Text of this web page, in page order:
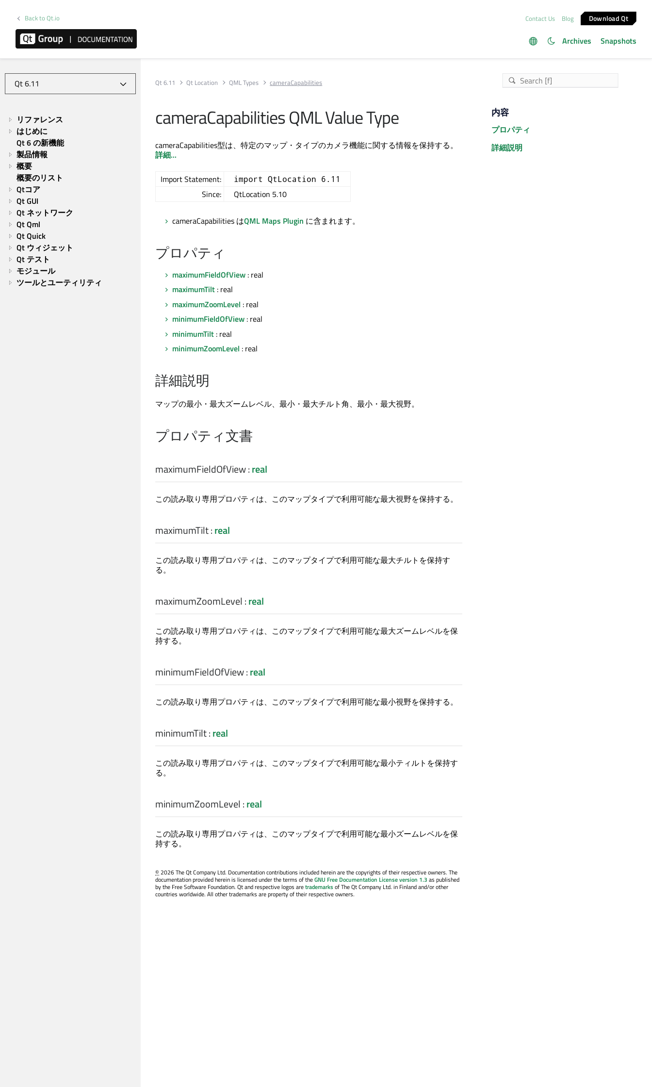
Back to Qt.io Contact Us Blog Download Qt
Archives Snapshots
リファレンス
はじめに
Qt 6 の新機能
製品情報
概要
概要のリスト
Qtコア
Qt GUI
Qt ネットワーク
Qt Qml
Qt Quick
Qt ウィジェット
Qt テスト
モジュール
ツールとユーティリティ
Qt 6.11 Qt Location QML Types cameraCapabilities
cameraCapabilities QML Value Type
cameraCapabilities型は、特定のマップ・タイプのカメラ機能に関する情報を保持する。
詳細...
Import Statement: import QtLocation 6.11
Since: QtLocation 5.10
cameraCapabilities はQML Maps Plugin に含まれます。
プロパティ
maximumFieldOfView : real
maximumTilt : real
maximumZoomLevel : real
minimumFieldOfView : real
minimumTilt : real
minimumZoomLevel : real
詳細説明
マップの最小・最大ズームレベル、最小・最大チルト角、最小・最大視野。
プロパティ文書
maximumFieldOfView:real
この読み取り専用プロパティは、このマップタイプで利用可能な最大視野を保持する。
maximumTilt:real
この読み取り専用プロパティは、このマップタイプで利用可能な最大チルトを保持す
る。
maximumZoomLevel :real
この読み取り専用プロパティは、このマップタイプで利用可能な最大ズームレベルを保
持する。
minimumFieldOfView:real
この読み取り専用プロパティは、このマップタイプで利用可能な最小視野を保持する。
minimumTilt:real
この読み取り専用プロパティは、このマップタイプで利用可能な最小ティルトを保持す
る。
minimumZoomLevel :real
この読み取り専用プロパティは、このマップタイプで利用可能な最小ズームレベルを保
持する。
©2026 The Qt Company Ltd. Documentation contributions included herein are the copyrights of their respective owners. The
documentation provided herein is licensed under the terms of theGNU Free Documentation License version 1.3 as published
by the Free Software Foundation. Qt and respective logos aretrademarksof The Qt Company Ltd. in Finland and/or other
countries worldwide. All other trademarks are property of their respective owners.
内容
プロパティ
詳細説明